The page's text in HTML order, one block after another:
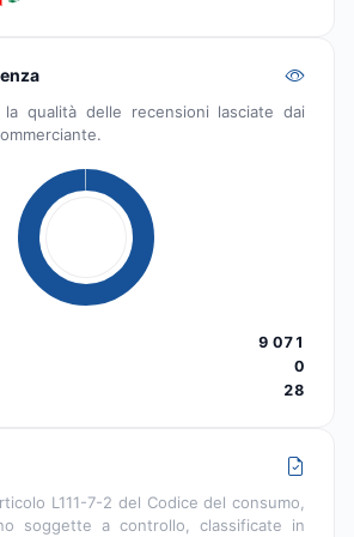
qualità delle recensioni lasciate dai
9 071
0
28
L111-7-2 del Codice del consumo,
soggette a controllo, classificate in